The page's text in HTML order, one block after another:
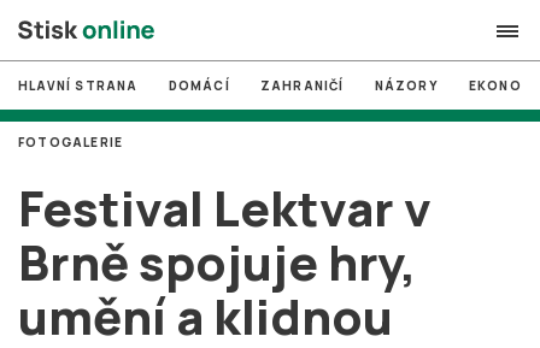
search
# MUNI
# Brno
# volby
login PŘIHLÁSIT SE
HLAVNÍ STRANA DOMÁCÍ ZAHRANIČÍ NÁZORY
Festival Lektvar v
Brně spojuje hry,
umění a klidnou
FOTOGALERIE